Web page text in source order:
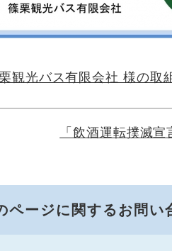
観光バス有限会社 様の取
「飲酒運転撲滅
ページに関するお問い